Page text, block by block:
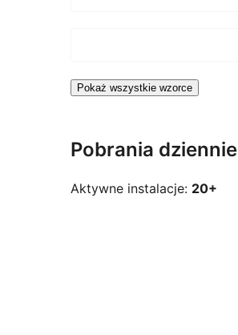
Pokaż wszystkie wzorce
Pobrania dziennie
Aktywne instalacje: 20+